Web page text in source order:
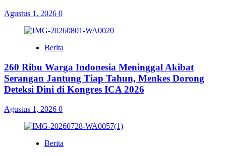
Agustus 1, 2026 0
Berita
260 Ribu Warga Indonesia Meninggal Akibat
Serangan Jantung Tiap Tahun, Menkes Dorong
Deteksi Dini di Kongres ICA 2026
Agustus 1, 2026 0
Berita